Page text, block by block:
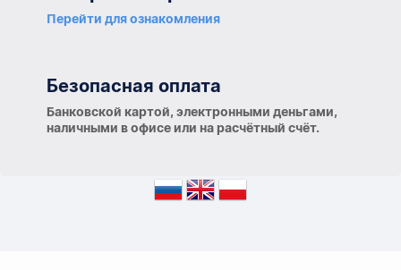
Перейти для ознакомления
Безопасная оплата
Банковской картой, электронными деньгами,
наличными в офисе или на расчётный счёт.